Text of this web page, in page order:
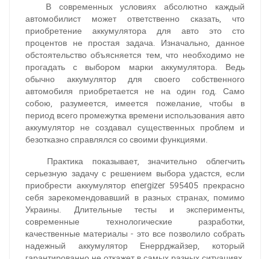
В современных условиях абсолютно каждый
автомобилист может ответственно сказать, что
приобретение аккумулятора для авто это сто
процентов не простая задача. Изначально, данное
обстоятельство объясняется тем, что необходимо не
прогадать с выбором марки аккумулятора. Ведь
обычно аккумулятор для своего собственного
автомобиля приобретается не на один год. Само
собою, разумеется, имеется пожелание, чтобы в
период всего промежутка времени использования авто
аккумулятор не создавал существенных проблем и
безотказно справлялся со своими функциями.
Практика показывает, значительно облегчить
серьезную задачу с решением выбора удастся, если
приобрести аккумулятор energizer 595405 прекрасно
себя зарекомендовавший в разных странах, помимо
Украины. Длительные тесты и эксперименты,
современные технологические разработки,
качественные материалы - это все позволило собрать
надежный аккумулятор Енеррджайзер, который